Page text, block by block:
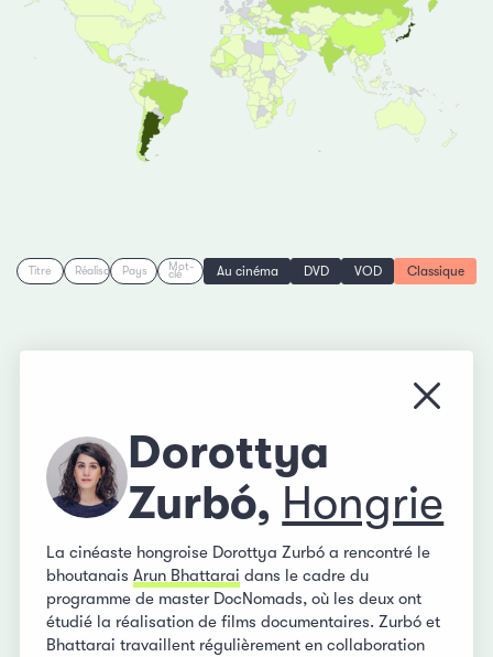
Titre RéalisationPays Mot-
clé Au cinéma DVD VOD Classique
Dorottya
Zurbó, Hongrie
La cinéaste hongroise Dorottya Zurbó a rencontré le
bhoutanais Arun Bhattarai dans le cadre du
programme de master DocNomads, où les deux ont
étudié la réalisation de films documentaires. Zurbó et
Bhattarai travaillent régulièrement en collaboration